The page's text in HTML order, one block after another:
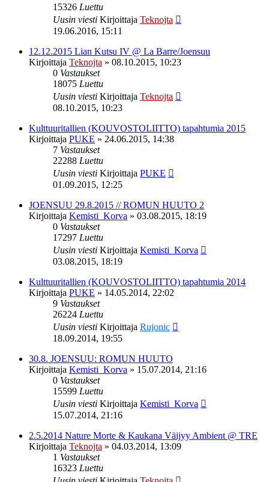
15326 Luettu
Uusin viesti Kirjoittaja Teknojta
19.06.2016, 15:11
12.12.2015 Lian Kutsu IV @ La Barre/Joensuu
Kirjoittaja Teknojta » 08.10.2015, 10:23
0 Vastaukset
18075 Luettu
Uusin viesti Kirjoittaja Teknojta
08.10.2015, 10:23
Kulttuuritallien (KOUVOSTOLIITTO) tapahtumia 2015
Kirjoittaja PUKE » 24.06.2015, 14:38
7 Vastaukset
22288 Luettu
Uusin viesti Kirjoittaja PUKE
01.09.2015, 12:25
JOENSUU 29.8.2015 // ROMUN HUUTO 2
Kirjoittaja Kemisti_Korva » 03.08.2015, 18:19
0 Vastaukset
17297 Luettu
Uusin viesti Kirjoittaja Kemisti_Korva
03.08.2015, 18:19
Kulttuuritallien (KOUVOSTOLIITTO) tapahtumia 2014
Kirjoittaja PUKE » 14.05.2014, 22:02
9 Vastaukset
26224 Luettu
Uusin viesti Kirjoittaja Rujonic
18.09.2014, 19:55
30.8. JOENSUU: ROMUN HUUTO
Kirjoittaja Kemisti_Korva » 15.07.2014, 21:16
0 Vastaukset
15599 Luettu
Uusin viesti Kirjoittaja Kemisti_Korva
15.07.2014, 21:16
2.5.2014 Nature Morte & Kaukana Väijyy Ambient @ TRE
Kirjoittaja Teknojta » 04.03.2014, 13:09
1 Vastaukset
16323 Luettu